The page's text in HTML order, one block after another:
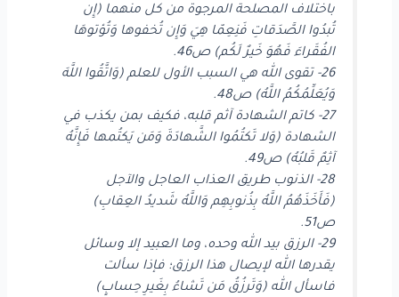
باختلاف المصلحة المرجوة من كل منهما (إِن
تُبدُوا الصَّدَقاتِ فَنِعِمّا هِيَ وَإِن تُخفوها وَتُؤتوهَا
الفُقَراءَ فَهُوَ خَيرٌ لَكُم) ص46.
26- تقوى الله هي السبب الأول للعلم (وَاتَّقُوا اللَّهَ
وَيُعَلِّمُكُمُ اللَّهُ) ص48.
27- كاتم الشهادة آثم قلبه، فكيف بمن يكذب في
الشهادة (وَلا تَكتُمُوا الشَّهادَةَ وَمَن يَكتُمها فَإِنَّهُ
آثِمٌ قَلبُهُ) ص49.
28- الذنوب طريق العذاب العاجل والآجل
(فَأَخَذَهُمُ اللَّهُ بِذُنوبِهِم وَاللَّهُ شَديدُ العِقابِ)
ص51.
29- الرزق بيد الله وحده، وما العبيد إلا وسائل
يقدرها الله لإيصال هذا الرزق؛ فإذا سألت
فاسأل الله (وَتَرزُقُ مَن تَشاءُ بِغَيرِ حِسابٍ)